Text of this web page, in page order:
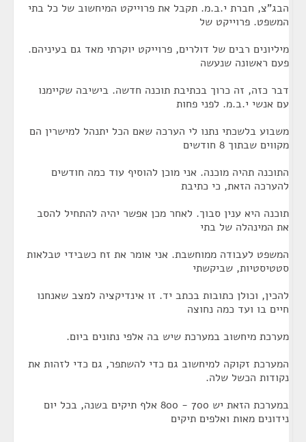
הבג"צ, חברת י.ב.מ. תקבל את פרוייקט המיחשוב של כל בתי
המשפט. פרוייקט של
מיליונים רבים של דולרים, פרוייקט יוקרתי מאד גם בעיניהם.
פעם ראשונה שנעשה
דבר כזה, זה כרוך בכתיבת תוכנה חדשה. בישיבה שקיימנו
עם אנשי י.ב.מ. לפני פחות
משבוע בלשכתי נתנו לי הערכה שאם הכל יתנהל למישרין הם
מקווים שבתוך 8 חודשים
התוכנה תהיה מוכנה. אני מוכן להוסיף עוד כמה חודשים
להערכה הזאת, כי כתיבת
תוכנה היא ענין סבוך. לאחר מכן אפשר יהיה להתחיל להסב
את המינהלה של בתי
המשפט לעבודה ממוחשבת. אני אומר את זח כשבידי טבלאות
סטטיסטיות, שביקשתי
להכין, וכולן כתובות בכתב יד. זו אינדיקציה למצב שאנחנו
חיים בו ועד כמה נחוצה
מערכת מיחשוב במערכת שיש בה אלפי נתונים ביום.
המערכת זקוקה למיחשוב גם כדי להשתפר, גם כדי לזהות את
נקודות הכשל שלה.
במערכת הזאת יש 700 - 800 אלף תיקים בשנה, בכל יום
נידונים מאות ואלפים תיקים